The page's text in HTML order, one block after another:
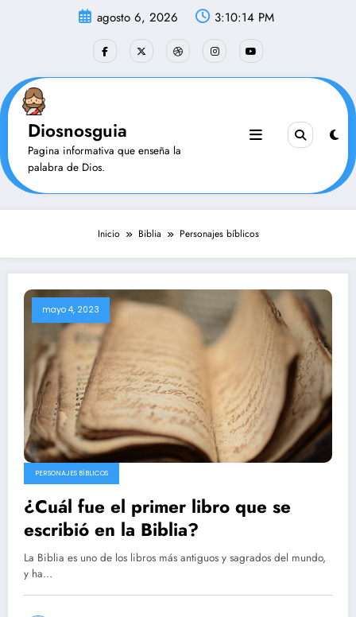
agosto 6, 2026 3:10:15 PM
Diosnosguia
Pagina informativa que enseña la
palabra de Dios.
Inicio Biblia Personajes bíblicos
mayo 4, 2023
PERSONAJES BÍBLICOS
¿Cuál fue el primer libro que se
escribió en la Biblia?
La Biblia es uno de los libros más antiguos y sagrados del mundo,
y ha…